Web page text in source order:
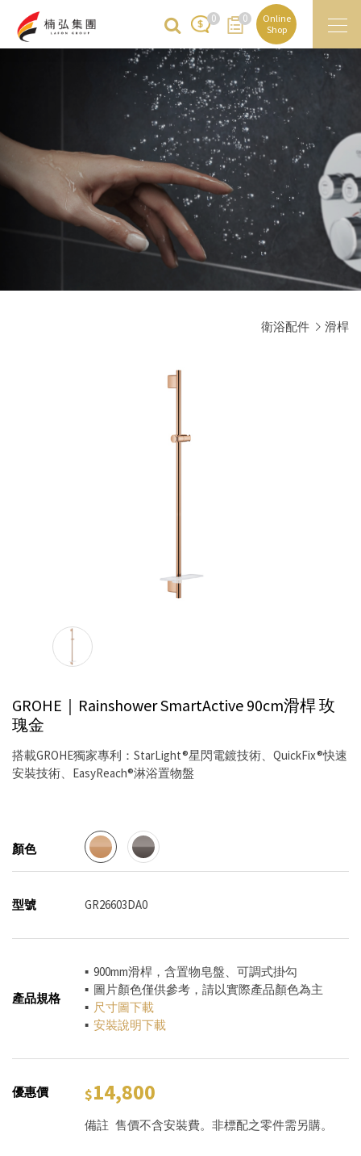
0 0
Online
Shop
衛浴配件 滑桿
GROHE｜Rainshower SmartActive 90cm滑桿玫
瑰金
搭載GROHE獨家專利：StarLight®星閃電鍍技術、QuickFix®快速
安裝技術、EasyReach®淋浴置物盤
顏色
型號 GR26603DA0
產品規格
▪ 900mm滑桿，含置物皂盤、可調式掛勾
▪ 圖片顏色僅供參考，請以實際產品顏色為主
▪ 尺寸圖下載
▪ 安裝說明下載
優惠價 14,800
備註 售價不含安裝費。非標配之零件需另購。